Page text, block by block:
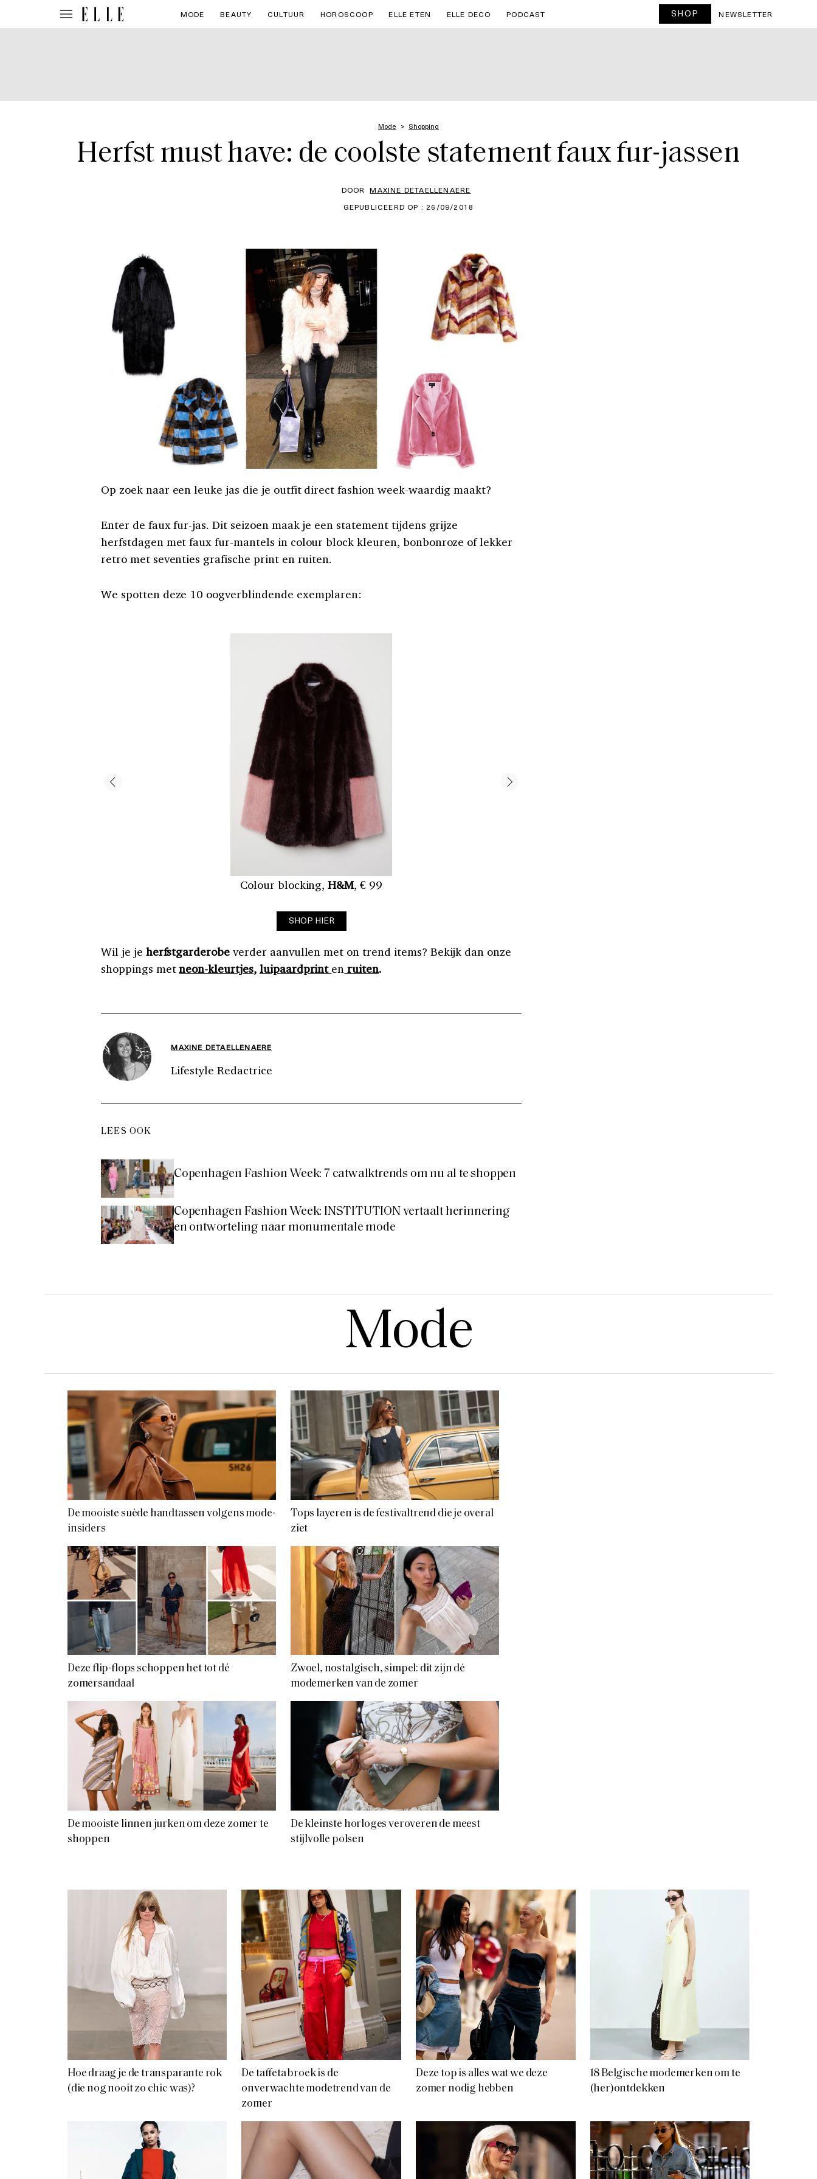
MODE BEAUTY CULTUUR HOROSCOOP ELLE ETEN ELLE DECO PODCAST SHOP NEWSLETTER
Mode Shopping
Herfst must have: de coolste statement faux fur-jassen
DOOR MAXINE DETAELLENAERE
GEPUBLICEERD OP : 26/09/2018
Op zoek naar een leuke jas die je outfit direct fashion week-waardig maakt?
Enter de faux fur-jas. Dit seizoen maak je een statement tijdens grijze
herfstdagen met faux fur-mantels in colour block kleuren, bonbonroze of lekker
retro met seventies grafische print en ruiten.
We spotten deze 10 oogverblindende exemplaren:
Colour blocking,H&M, € 99
SHOP HIER
Wil je je herfstgarderobe verder aanvullen met on trend items? Bekijk dan onze
shoppings metneon-kleurtjes, luipaardprint en ruiten.
MAXINE DETAELLENAERE
Lifestyle Redactrice
LEES OOK
Copenhagen Fashion Week: 7 catwalktrends om nu al te shoppen
Copenhagen Fashion Week: INSTITUTION vertaalt herinnering
en ontworteling naar monumentale mode
Mode
De mooiste suède handtassen volgens mode-
insiders
Tops layeren is de festivaltrend die je overal
ziet
Deze flip-flops schoppen het tot dé
zomersandaal
Zwoel, nostalgisch, simpel: dit zijn dé
modemerken van de zomer
De mooiste linnen jurken om deze zomer te
shoppen
De kleinste horloges veroveren de meest
stijlvolle polsen
Hoe draag je de transparante rok
(die nog nooit zo chic was)?
De taffeta broek is de
onverwachte modetrend van de
zomer
Deze top is alles wat we deze
zomer nodig hebben
18 Belgische modemerken om te
(her)ontdekken